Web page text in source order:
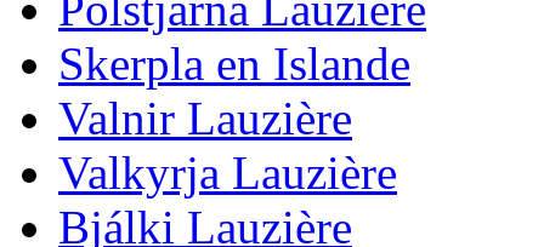
Skerpla en Islande
Valnir Lauzière
Valkyrja Lauzière
Bjálki Lauzière